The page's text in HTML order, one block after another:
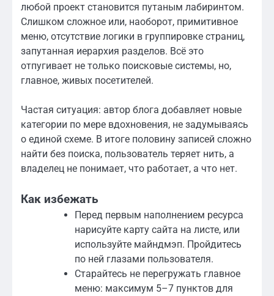
любой проект становится путаным лабиринтом.
Слишком сложное или, наоборот, примитивное
меню, отсутствие логики в группировке страниц,
запутанная иерархия разделов. Всё это
отпугивает не только поисковые системы, но,
главное, живых посетителей.
Частая ситуация: автор блога добавляет новые
категории по мере вдохновения, не задумываясь
о единой схеме. В итоге половину записей сложно
найти без поиска, пользователь теряет нить, а
владелец не понимает, что работает, а что нет.
Как избежать
Перед первым наполнением ресурса
нарисуйте карту сайта на листе, или
используйте майндмэп. Пройдитесь
по ней глазами пользователя.
Старайтесь не перегружать главное
меню: максимум 5–7 пунктов для